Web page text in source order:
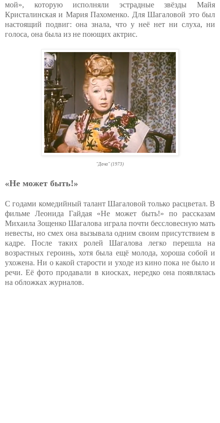
мой», которую исполняли эстрадные звёзды Майя
Кристалинская и Мария Пахоменко. Для Шагаловой это был
настоящий подвиг: она знала, что у неё нет ни слуха, ни
голоса, она была из не поющих актрис.
"Дача" (1973)
«Не может быть!»
С годами комедийный талант Шагаловой только расцветал. В
фильме Леонида Гайдая «Не может быть!» по рассказам
Михаила Зощенко Шагалова играла почти бессловесную мать
невесты, но смех она вызывала одним своим присутствием в
кадре. После таких ролей Шагалова легко перешла на
возрастных героинь, хотя была ещё молода, хороша собой и
ухожена. Ни о какой старости и уходе из кино пока не было и
речи. Её фото продавали в киосках, нередко она появлялась
на обложках журналов.